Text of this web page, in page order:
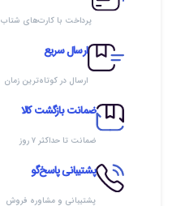
پرداخت با کارت‌های شتاب
ارسال سریع
ارسال در کوتاه‌ترین زمان
ضمانت بازگشت کالا
ضمانت تا حداکثر ۷ روز
پشتیبانی پاسخ‌گو
پشتیبانی و مشاوره فروش